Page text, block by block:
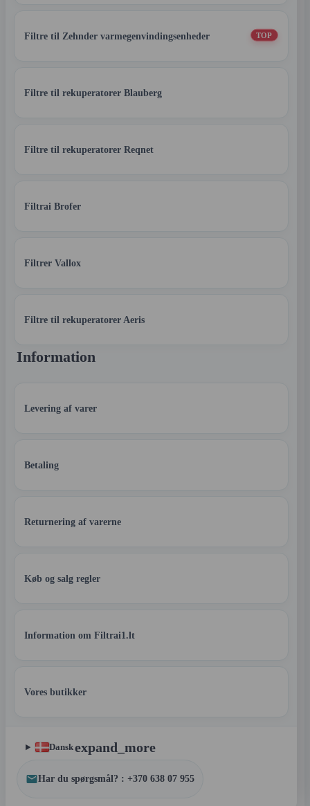
Filtre til Zehnder varmegenvindingsenheder TOP
Filtre til rekuperatorer Blauberg
Filtre til rekuperatorer Reqnet
Filtrai Brofer
Filtrer Vallox
Filtre til rekuperatorer Aeris
Information
Levering af varer
Betaling
Returnering af varerne
Køb og salg regler
Information om Filtrai1.lt
Vores butikker
Danskexpand_more
Har du spørgsmål? : +370 638 07 955